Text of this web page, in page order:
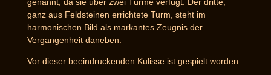
ganz aus Feldsteinen errichtete Turm, steht im
harmonischen Bild als markantes Zeugnis der
Vergangenheit daneben.
Vor dieser beeindruckenden Kulisse ist gespielt worden.